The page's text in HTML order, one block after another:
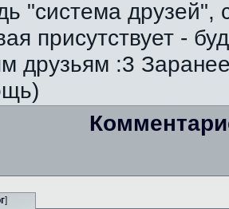
"система друзей",
присутствует -
друзьям :3
]